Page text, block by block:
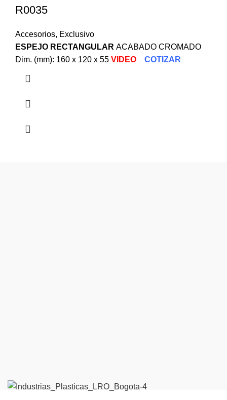
R0035
Accesorios, Exclusivo
ESPEJO RECTANGULAR ACABADO CROMADO
Dim. (mm): 160 x 120 x 55 VIDEO COTIZAR